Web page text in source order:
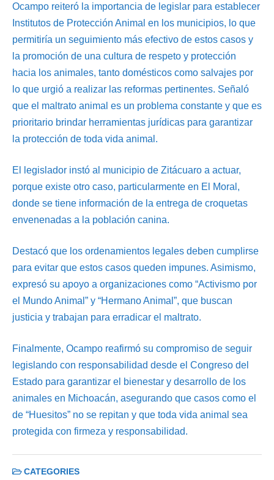
Ocampo reiteró la importancia de legislar para establecer
Institutos de Protección Animal en los municipios, lo que
permitiría un seguimiento más efectivo de estos casos y
la promoción de una cultura de respeto y protección
hacia los animales, tanto domésticos como salvajes por
lo que urgió a realizar las reformas pertinentes. Señaló
que el maltrato animal es un problema constante y que es
prioritario brindar herramientas jurídicas para garantizar
la protección de toda vida animal.
El legislador instó al municipio de Zitácuaro a actuar,
porque existe otro caso, particularmente en El Moral,
donde se tiene información de la entrega de croquetas
envenenadas a la población canina.
Destacó que los ordenamientos legales deben cumplirse
para evitar que estos casos queden impunes. Asimismo,
expresó su apoyo a organizaciones como “Activismo por
el Mundo Animal” y “Hermano Animal”, que buscan
justicia y trabajan para erradicar el maltrato.
Finalmente, Ocampo reafirmó su compromiso de seguir
legislando con responsabilidad desde el Congreso del
Estado para garantizar el bienestar y desarrollo de los
animales en Michoacán, asegurando que casos como el
de “Huesitos” no se repitan y que toda vida animal sea
protegida con firmeza y responsabilidad.
CATEGORIES